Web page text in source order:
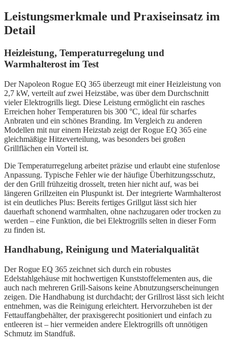
Leistungsmerkmale und Praxiseinsatz im
Detail
Heizleistung, Temperaturregelung und
Warmhalterost im Test
Der Napoleon Rogue EQ 365 überzeugt mit einer Heizleistung von
2,7 kW, verteilt auf zwei Heizstäbe, was über dem Durchschnitt
vieler Elektrogrills liegt. Diese Leistung ermöglicht ein rasches
Erreichen hoher Temperaturen bis 300 °C, ideal für scharfes
Anbraten und ein schönes Branding. Im Vergleich zu anderen
Modellen mit nur einem Heizstab zeigt der Rogue EQ 365 eine
gleichmäßige Hitzeverteilung, was besonders bei großen
Grillflächen ein Vorteil ist.
Die Temperaturregelung arbeitet präzise und erlaubt eine stufenlose
Anpassung. Typische Fehler wie der häufige Überhitzungsschutz,
der den Grill frühzeitig drosselt, treten hier nicht auf, was bei
längeren Grillzeiten ein Pluspunkt ist. Der integrierte Warmhalterost
ist ein deutliches Plus: Bereits fertiges Grillgut lässt sich hier
dauerhaft schonend warmhalten, ohne nachzugaren oder trocken zu
werden – eine Funktion, die bei Elektrogrills selten in dieser Form
zu finden ist.
Handhabung, Reinigung und Materialqualität
Der Rogue EQ 365 zeichnet sich durch ein robustes
Edelstahlgehäuse mit hochwertigen Kunststoffelementen aus, die
auch nach mehreren Grill-Saisons keine Abnutzungserscheinungen
zeigen. Die Handhabung ist durchdacht; der Grillrost lässt sich leicht
entnehmen, was die Reinigung erleichtert. Hervorzuheben ist der
Fettauffangbehälter, der praxisgerecht positioniert und einfach zu
entleeren ist – hier vermeiden andere Elektrogrills oft unnötigen
Schmutz im Standfuß.